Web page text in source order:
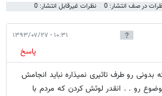
در صف انتشار: 0 نظرات غیرقابل انتشار: 0
۱۰:۳۱ - ۱۳۹۳/۰۷/۲۷
پاسخ
رو طرف تاثیری نمیذاره نباید انجامش
رو . . انقدر لوثش کردن که مردم با